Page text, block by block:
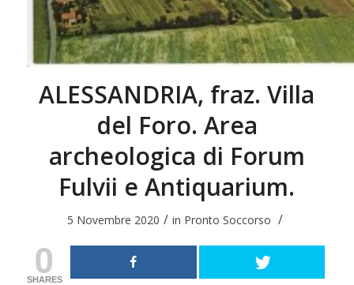
ALESSANDRIA, fraz. Villa
del Foro. Area
archeologica di Forum
Fulvii e Antiquarium.
5 Novembre 2020 / in Pronto Soccorso /
0
SHARES